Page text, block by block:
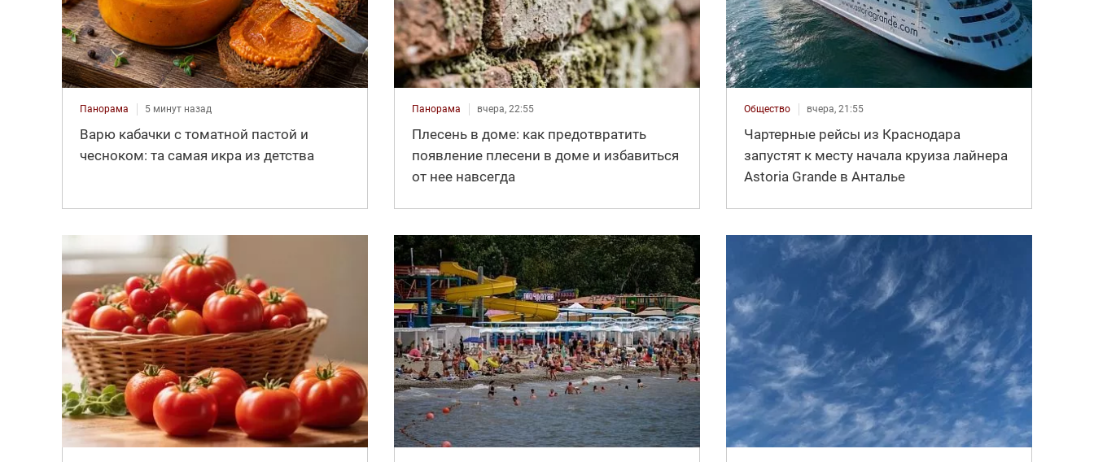
Панорама 5 минут назад
Варю кабачки с томатной пастой и
чесноком: та самая икра из детства
Панорама вчера, 22:55
Плесень в доме: как предотвратить
появление плесени в доме и избавиться
от нее навсегда
Общество вчера, 21:55
Чартерные рейсы из Краснодара
запустят к месту начала круиза лайнера
Astoria Grande в Анталье